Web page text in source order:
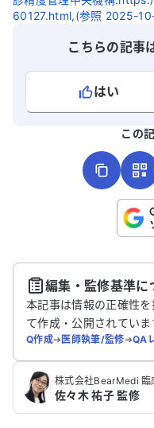
60127.html,(参照 2025-
こちらの記事
はい
こちらは送信専用のフ
この
編集・監修基準に
本記事は情報の正確性
て作成・公開されていま
Q作成➔医師執筆/監修➔QA
株式会社BearMedi 臨
佐々木 祐子 監修